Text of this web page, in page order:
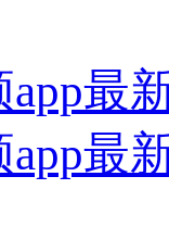
最
最